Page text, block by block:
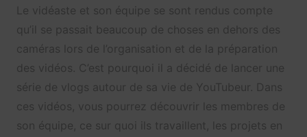
Le vidéaste et son équipe se sont rendus compte
qu’il se passait beaucoup de choses en dehors des
caméras lors de l’organisation et de la préparation
des vidéos. C’est pourquoi il a décidé de lancer une
série de vlogs autour de sa vie de YouTubeur. Dans
ces vidéos, vous pourrez découvrir les membres de
son équipe, ce sur quoi ils travaillent, les projets en